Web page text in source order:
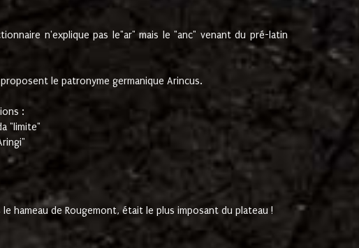
n'explique pas le"ar" mais le "anc" venant du pré-latin
proposent le patronyme germanique Arincus.
:
"limite"
hameau de Rougemont, était le plus imposant du plateau !